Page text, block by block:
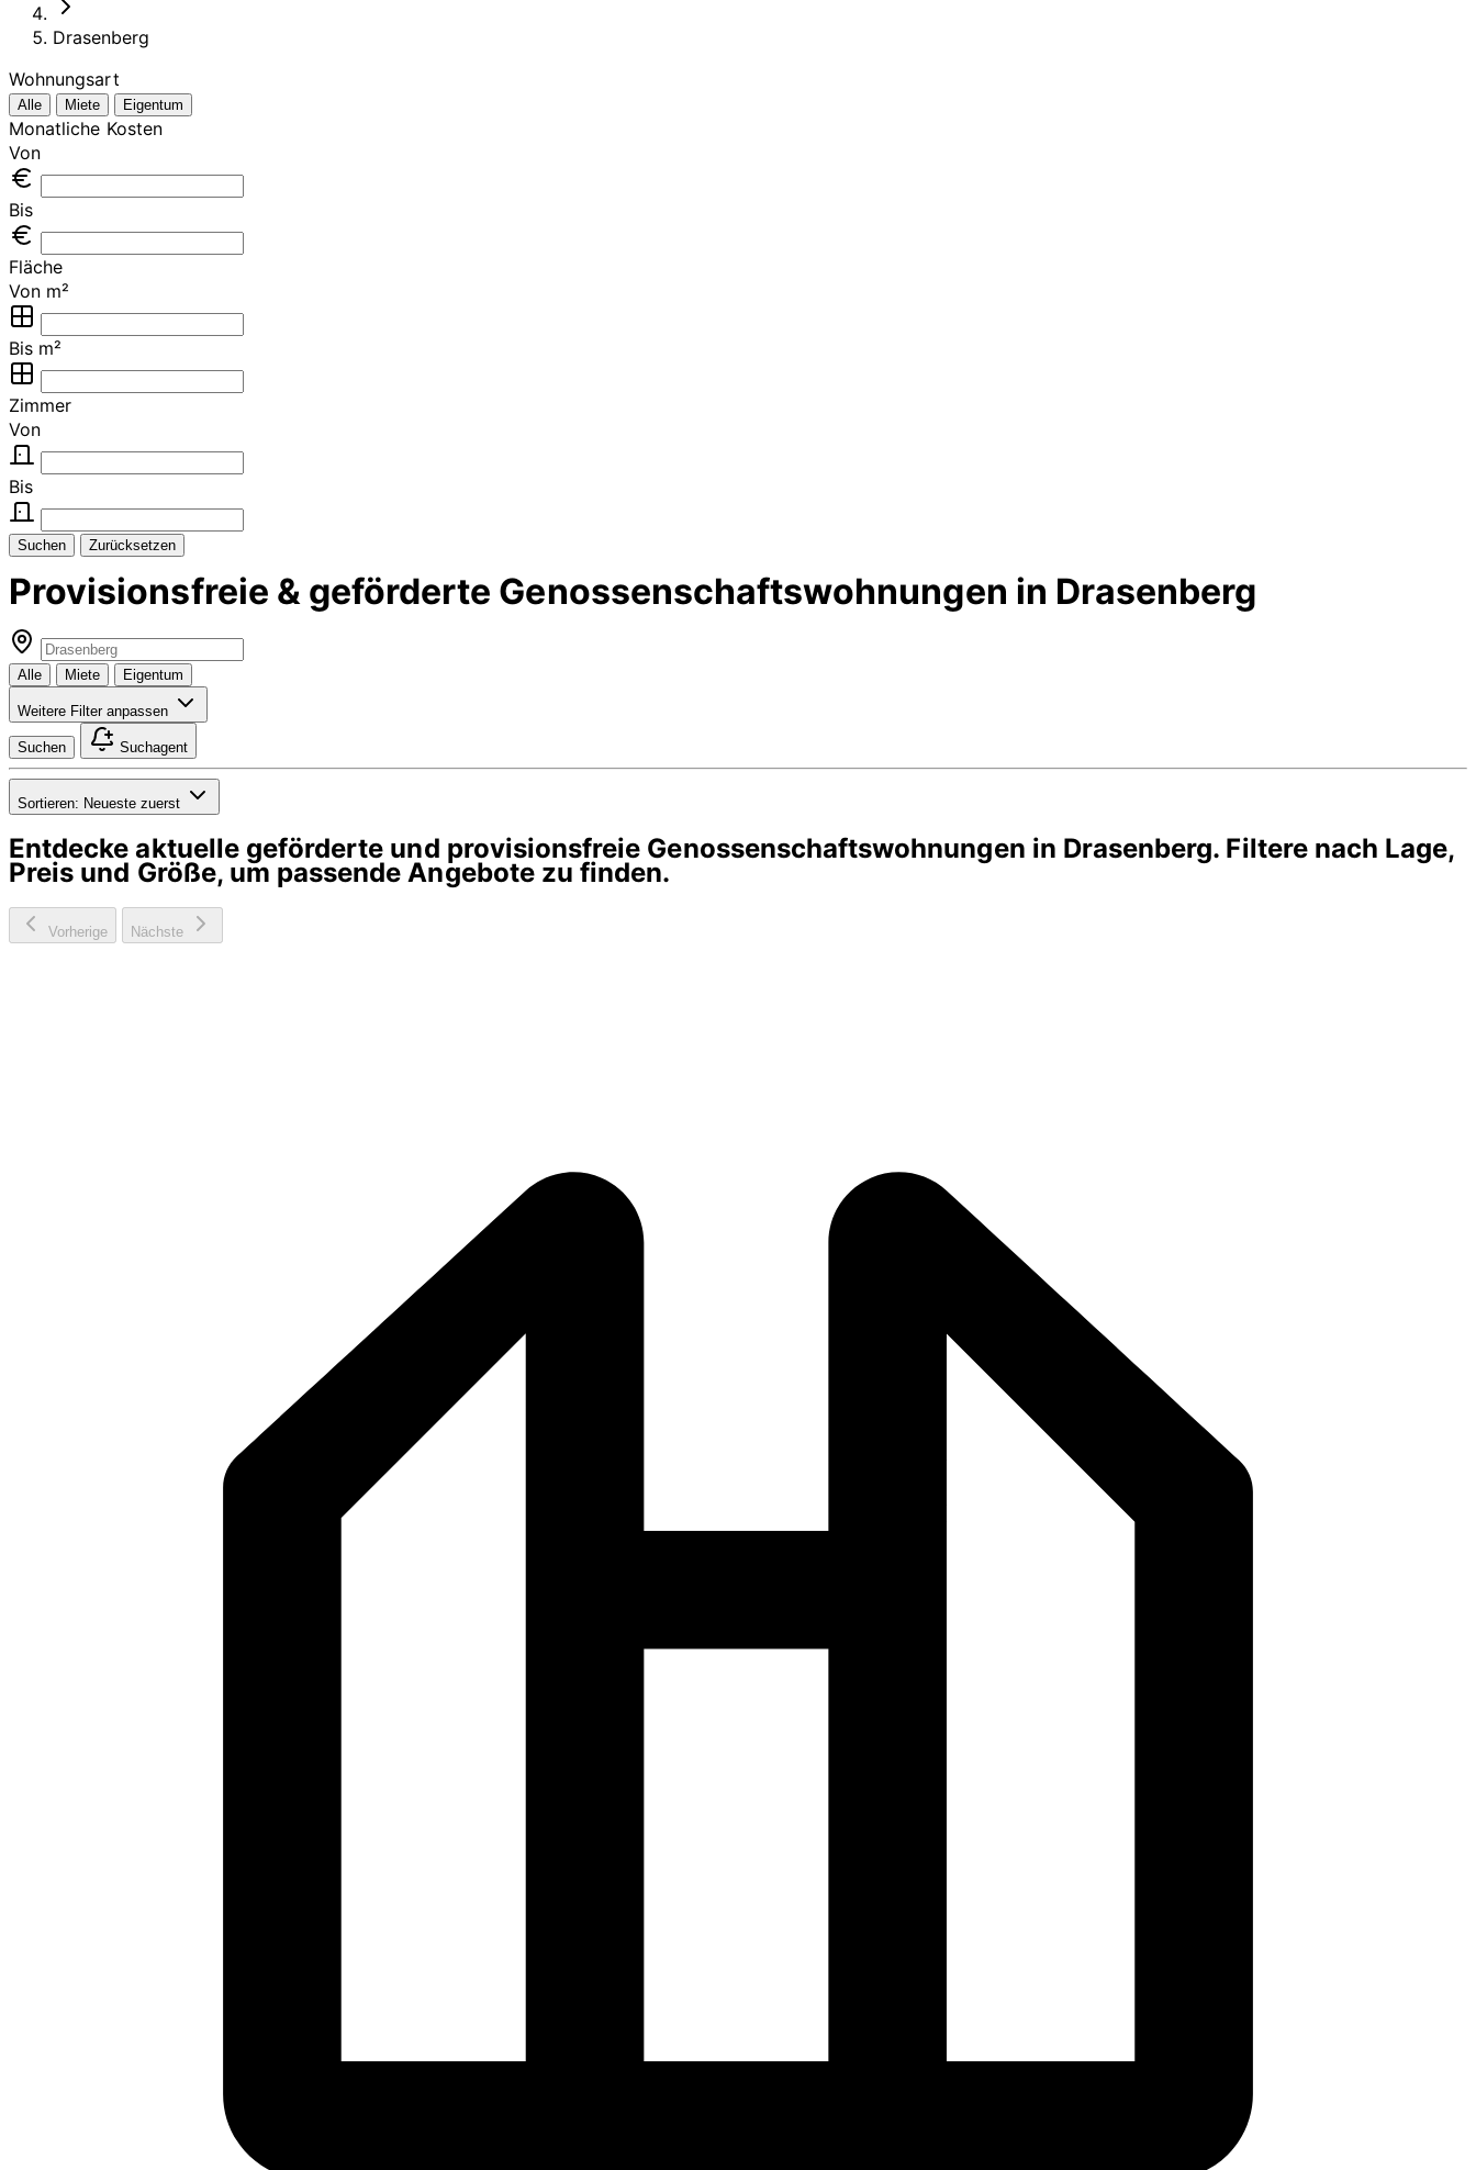
Drasenberg
Wohnungsart
Alle Miete Eigentum
Monatliche Kosten
Von
Bis
Fläche
Von m²
Bis m²
Zimmer
Von
Bis
Suchen Zurücksetzen
Provisionsfreie & geförderte Genossenschaftswohnungen in Drasenberg
Alle Miete Eigentum
Weitere Filter anpassen
Suchen Suchagent
Sortieren: Neueste zuerst
Entdecke aktuelle geförderte und provisionsfreie Genossenschaftswohnungen in Drasenberg. Filtere nach Lage,
Preis und Größe, um passende Angebote zu finden.
Vorherige Nächste